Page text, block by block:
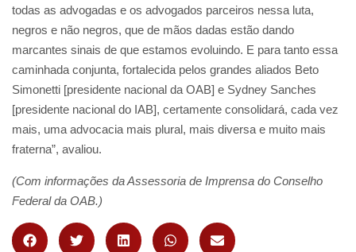
todas as advogadas e os advogados parceiros nessa luta,
negros e não negros, que de mãos dadas estão dando
marcantes sinais de que estamos evoluindo. E para tanto essa
caminhada conjunta, fortalecida pelos grandes aliados Beto
Simonetti [presidente nacional da OAB] e Sydney Sanches
[presidente nacional do IAB], certamente consolidará, cada vez
mais, uma advocacia mais plural, mais diversa e muito mais
fraterna”, avaliou.
(Com informações da Assessoria de Imprensa do Conselho
Federal da OAB.)